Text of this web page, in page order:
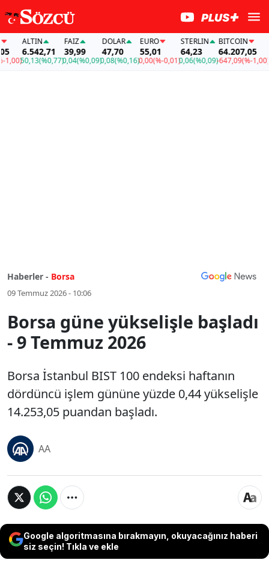
ALTIN
6.542,71
50,13(%0,77)
FAİZ
39,99
0,04(%0,09)
DOLAR
47,70
0,08(%0,16)
EURO
55,01
0,00(%-0,01)
STERLIN
64,23
0,06(%0,09)
BITCOIN
64.207,05
-647,09(%-1,00)
Haberler - Borsa
09 Temmuz 2026 - 10:06
Borsa güne yükselişle başladı
- 9 Temmuz 2026
Borsa İstanbul BIST 100 endeksi haftanın
dördüncü işlem gününe yüzde 0,44 yükselişle
14.253,05 puandan başladı.
AA
Google algoritmasına bırakmayın, okuyacağınız haberi
siz seçin! Tıkla ve ekle